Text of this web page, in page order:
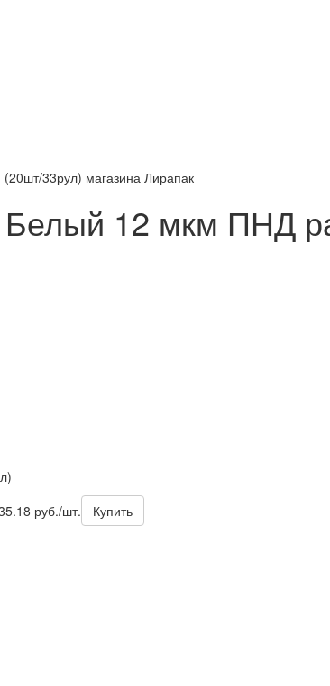
Белый 12 мкм ПНД
руб./шт.
Купить